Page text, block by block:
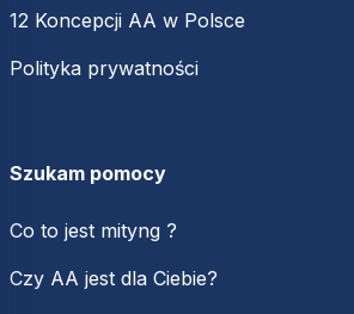
12 Koncepcji AA w Polsce
Polityka prywatności
Szukam pomocy
Co to jest mityng ?
Czy AA jest dla Ciebie?